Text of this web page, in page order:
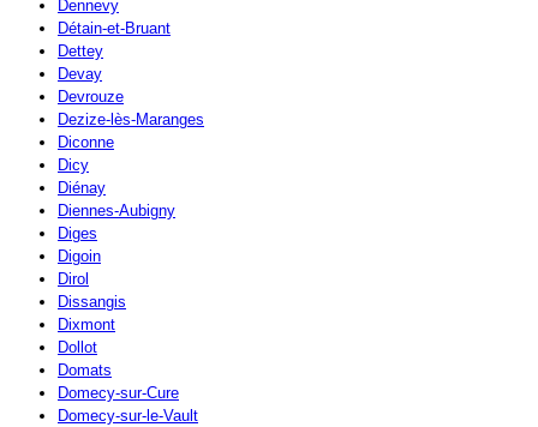
Dennevy
Détain-et-Bruant
Dettey
Devay
Devrouze
Dezize-lès-Maranges
Diconne
Dicy
Diénay
Diennes-Aubigny
Diges
Digoin
Dirol
Dissangis
Dixmont
Dollot
Domats
Domecy-sur-Cure
Domecy-sur-le-Vault